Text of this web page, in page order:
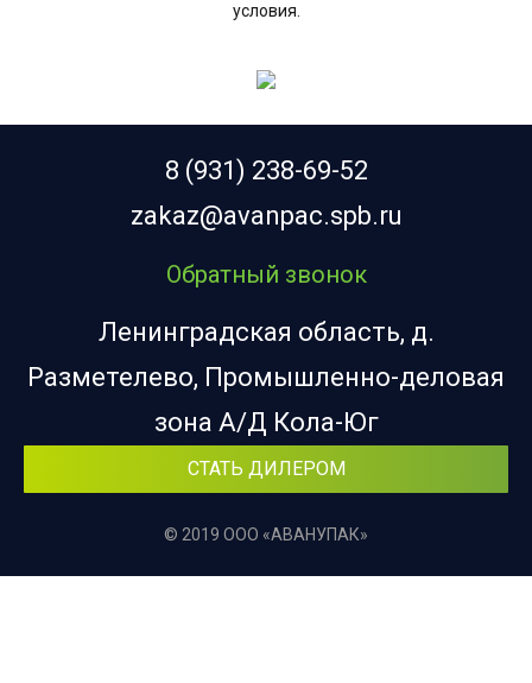
условия.
8 (931) 238-69-52
zakaz@avanpac.spb.ru
Обратный звонок
Ленинградская область, д.
Разметелево, Промышленно-деловая
зона А/Д Кола-Юг
СТАТЬ ДИЛЕРОМ
© 2019 ООО «АВАНУПАК»